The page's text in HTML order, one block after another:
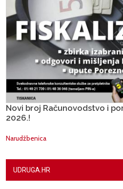
Novi broj Računovodstvo i
2026.!
Narudžbenica
UDRUGA.HR